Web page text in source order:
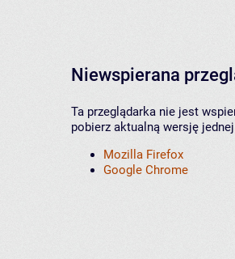
Niewspierana
Ta przeglądarka nie jest
pobierz aktualną wersję
Mozilla Firefox
Google Chrome